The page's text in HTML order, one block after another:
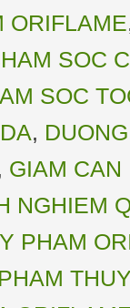
ORIFLAME
SOC
SOC
,
GIAM CAN
NGHIEM
PHAM